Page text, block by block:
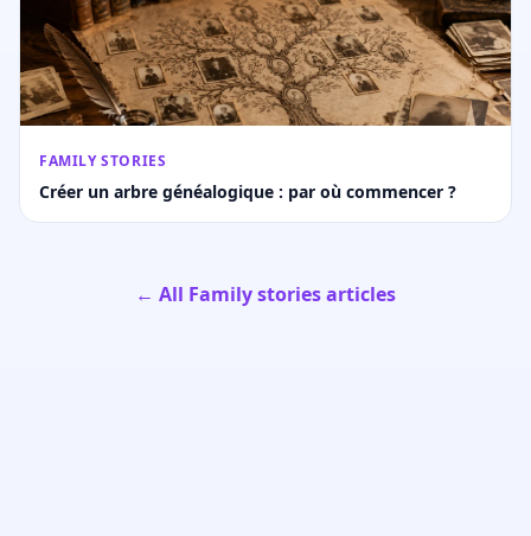
FAMILY STORIES
Créer un arbre généalogique : par où commencer ?
← All Family stories articles